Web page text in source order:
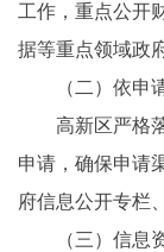
工作，重点公开
据等重点领域政
（二）依申
高新区严格落
申请，确保申请
府信息公开专栏
（三）信息资